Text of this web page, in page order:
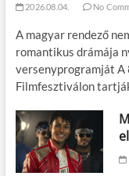
2026.08.04. No
A magyar rendező
romantikus drámája
versenyprogramját A
Filmfesztiválon